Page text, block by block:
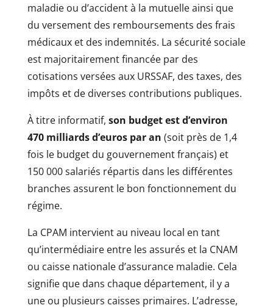
maladie ou d’accident à la mutuelle ainsi que
du versement des remboursements des frais
médicaux et des indemnités. La sécurité sociale
est majoritairement financée par des
cotisations versées aux URSSAF, des taxes, des
impôts et de diverses contributions publiques.
À titre informatif, son budget est d’environ
470 milliards d’euros par an (soit près de 1,4
fois le budget du gouvernement français) et
150 000 salariés répartis dans les différentes
branches assurent le bon fonctionnement du
régime.
La CPAM intervient au niveau local en tant
qu’intermédiaire entre les assurés et la CNAM
ou caisse nationale d’assurance maladie. Cela
signifie que dans chaque département, il y a
une ou plusieurs caisses primaires. L’adresse,